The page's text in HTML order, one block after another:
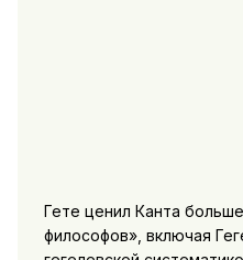
Гете ценил Канта
философов», включая